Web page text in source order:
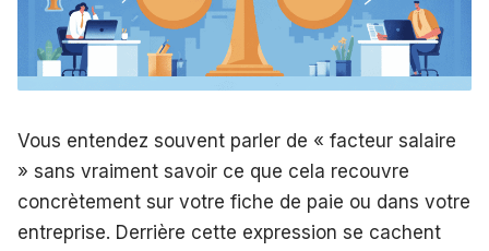
Vous entendez souvent parler de « facteur salaire
» sans vraiment savoir ce que cela recouvre
concrètement sur votre fiche de paie ou dans votre
entreprise. Derrière cette expression se cachent